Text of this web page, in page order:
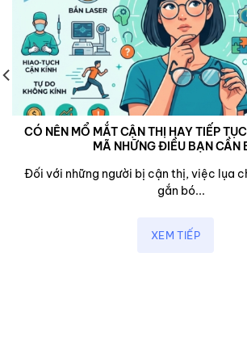
CÓ NÊN MỔ MẮT CẬN THỊ HAY TIẾP
MÃ NHỮNG ĐIỀU BẠN CẦN
Đối với những người bị cận thị, việc lụa
gắn bó...
XEM TIẾP